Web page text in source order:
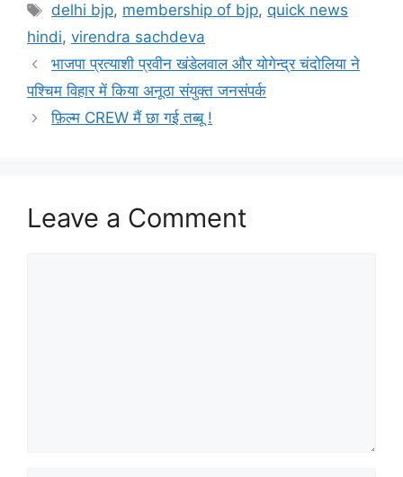
delhi bjp, membership of bjp, quick news
hindi, virendra sachdeva
भाजपा प्रत्याशी प्रवीन खंडेलवाल और योगेन्द्र चंदोलिया ने
पश्चिम विहार में किया अनूठा संयुक्त जनसंपर्क
फ़िल्म CREW मैं छा गई तब्बू !
Leave a Comment